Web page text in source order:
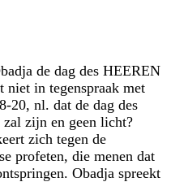
de dag des HEEREN
niet in tegenspraak met
20, nl. dat de dag des
zijn en geen licht?
zich tegen de
profeten, die menen dat
Obadja spreekt